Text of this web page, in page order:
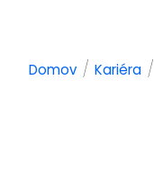
Domov / Kariéra /